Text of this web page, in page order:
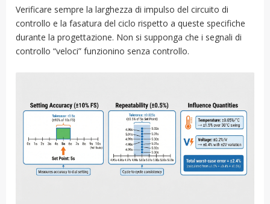
Verificare sempre la larghezza di impulso del circuito di
controllo e la fasatura del ciclo rispetto a queste specifiche
durante la progettazione. Non si supponga che i segnali di
controllo “veloci” funzionino senza controllo.